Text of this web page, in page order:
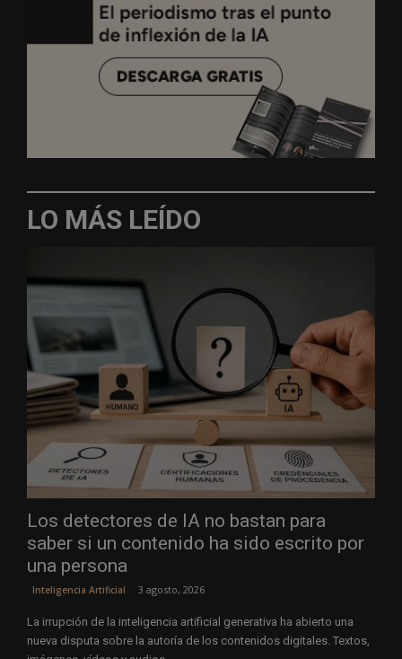
LO MÁS LEÍDO
Los detectores de IA no bastan para
saber si un contenido ha sido escrito por
una persona
Inteligencia Artificial 3 agosto, 2026
La irrupción de la inteligencia artificial generativa ha abierto una
nueva disputa sobre la autoría de los contenidos digitales. Textos,